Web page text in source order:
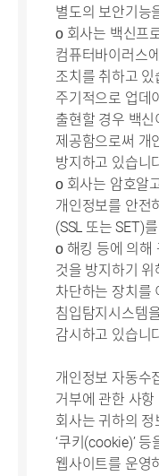
별도의 보안기능
ο 회사는 백신프
컴퓨터바이러스
조치를 취하고
주기적으로 업데
출현할 경우 백
제공함으로써 개
방지하고 있습니
ο 회사는 암호알
개인정보를 안전
(SSL 또는 SET)
ο 해킹 등에 의해
것을 방지하기
차단하는 장치를
침입탐지시스템
감시하고 있습니
개인정보 자동수
거부에 관한 사항
회사는 귀하의
‘쿠키(cookie)’
웹사이트를 운영